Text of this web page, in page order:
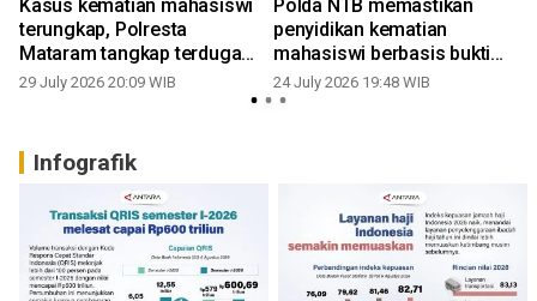
Kasus kematian mahasiswi
terungkap, Polresta
Mataram tangkap terduga
pelaku
29 July 2026 20:09 WIB
Polda NTB memastikan
penyidikan kematian
mahasiswi berbasis bukti
ilmiah
24 July 2026 19:48 WIB
Infografik